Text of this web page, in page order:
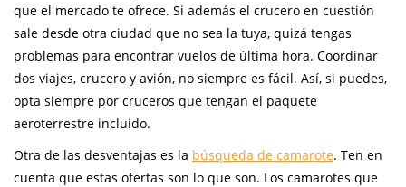
que el mercado te ofrece. Si además el crucero en cuestión
sale desde otra ciudad que no sea la tuya, quizá tengas
problemas para encontrar vuelos de última hora. Coordinar
dos viajes, crucero y avión, no siempre es fácil. Así, si puedes,
opta siempre por cruceros que tengan el paquete
aeroterrestre incluido.
Otra de las desventajas es la búsqueda de camarote. Ten en
cuenta que estas ofertas son lo que son. Los camarotes que